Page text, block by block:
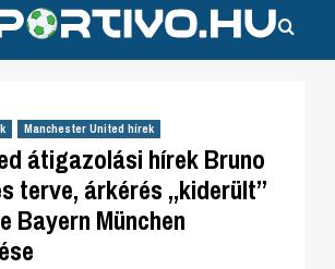
Manchester United hírek
átigazolási hírek Bruno
terve, árkérés „kiderült”
Bayern München